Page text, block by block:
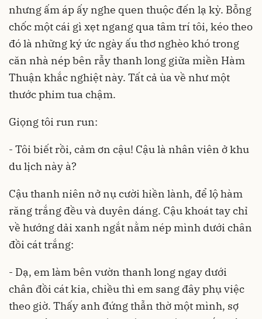
nhưng ấm áp ấy nghe quen thuộc đến lạ kỳ. Bỗng
chốc một cái gì xẹt ngang qua tâm trí tôi, kéo theo
đó là những ký ức ngày ấu thơ nghèo khó trong
căn nhà nép bên rẫy thanh long giữa miền Hàm
Thuận khắc nghiệt này. Tất cả ùa về như một
thước phim tua chậm.
Giọng tôi run run:
- Tôi biết rồi, cảm ơn cậu! Cậu là nhân viên ở khu
du lịch này à?
Cậu thanh niên nở nụ cười hiền lành, để lộ hàm
răng trắng đều và duyên dáng. Cậu khoát tay chỉ
về hướng dải xanh ngắt nằm nép mình dưới chân
đồi cát trắng:
- Dạ, em làm bên vườn thanh long ngay dưới
chân đồi cát kia, chiều thì em sang đây phụ việc
theo giờ. Thấy anh đứng thẫn thờ một mình, sợ